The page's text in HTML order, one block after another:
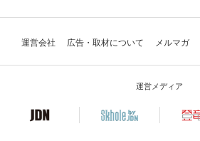
運営会社 広告・取材について メルマガ
運営メディア